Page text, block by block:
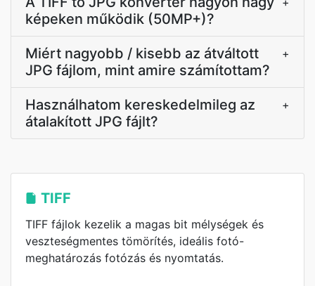
képeken működik (50MP+)?
Miért nagyobb / kisebb az átváltott
JPG fájlom, mint amire számítottam?
+
Használhatom kereskedelmileg az
átalakított JPG fájlt?
+
TIFF
TIFF fájlok kezelik a magas bit mélységek és
veszteségmentes tömörítés, ideális fotó-
meghatározás fotózás és nyomtatás.